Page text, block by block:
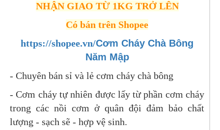
NHẬN GIAO TỪ 1KG TRỞ LÊN
Có bán trên Shopee
https://shopee.vn/Cơm Cháy Chà Bông
Năm Mập
- Chuyên bán sỉ và lẻ cơm cháy chà bông
- Cơm cháy tự nhiên được lấy từ phần cơm cháy
trong các nồi cơm ở quân đội đảm bảo chất
lượng - sạch sẽ - hợp vệ sinh.